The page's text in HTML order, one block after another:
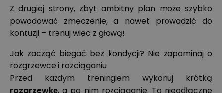
Z drugiej strony, zbyt ambitny plan może szybko
powodować zmęczenie, a nawet prowadzić do
kontuzji – trenuj więc z głową!
Jak zacząć biegać bez kondycji? Nie zapominaj o
rozgrzewce i rozciąganiu
Przed każdym treningiem wykonuj krótką
rozgrzewkę, a po nim rozciąganie. To nieodłączne